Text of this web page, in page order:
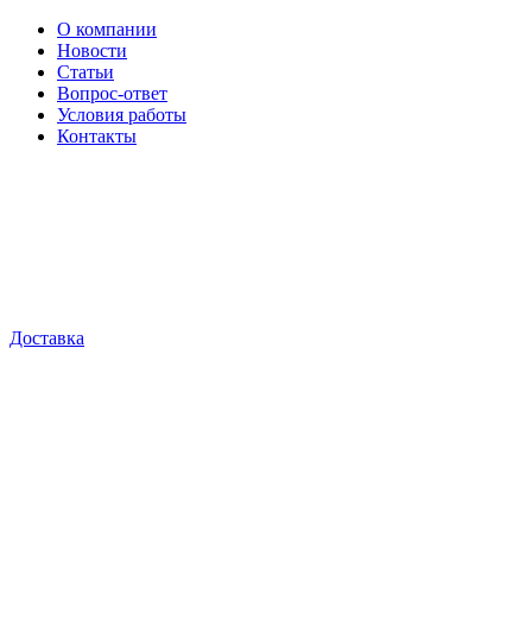
О компании
Новости
Статьи
Вопрос-ответ
Условия работы
Контакты
Доставка